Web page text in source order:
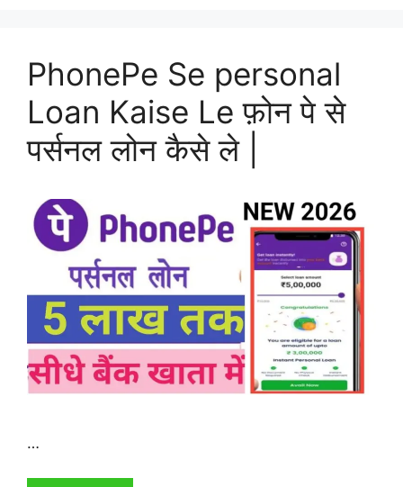
PhonePe Se personal
Loan Kaise Le फ़ोन पे से
पर्सनल लोन कैसे ले |
…